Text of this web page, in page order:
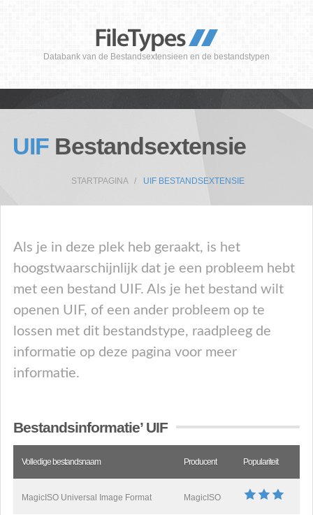
Databank van de Bestandsextensieen en de bestandstypen
UIF Bestandsextensie
STARTPAGINA UIF BESTANDSEXTENSIE
Als je in deze plek heb geraakt, is het
hoogstwaarschijnlijk dat je een probleem hebt
met een bestand UIF. Als je het bestand wilt
openen UIF, of een ander probleem op te
lossen met dit bestandstype, raadpleeg de
informatie op deze pagina voor meer
informatie.
Bestandsinformatie’ UIF
Volledige bestandsnaam Producent Populariteit
MagicISO Universal Image Format MagicISO